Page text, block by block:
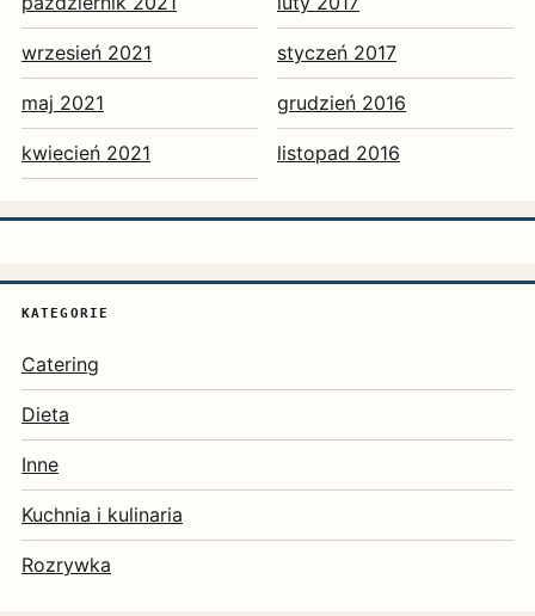
wrzesień 2021
maj 2021
kwiecień 2021
styczeń 2017
grudzień 2016
listopad 2016
KATEGORIE
Catering
Dieta
Inne
Kuchnia i kulinaria
Rozrywka